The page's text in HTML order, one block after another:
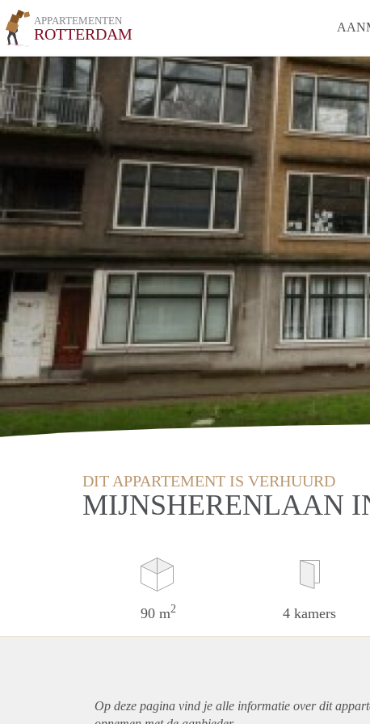
APPARTEMENTEN
ROTTERDAM
DIT APPARTEMENT IS VERHUURD
MIJNSHERENLAAN
90 m2 4 kamers
Op deze pagina vind je alle informatie over dit